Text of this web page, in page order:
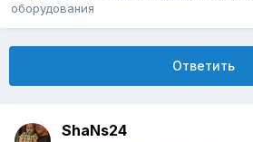
оборудования
Ответить
ShaNs24